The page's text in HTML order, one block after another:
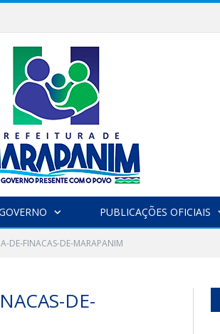
PUBLICAÇÕES OFICIAIS
DE-FINACAS-DE-MARAPANIM
DE-